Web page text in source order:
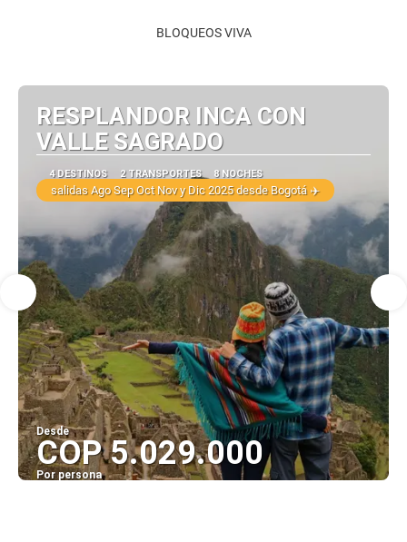
BLOQUEOS VIVA
RESPLANDOR INCA CON
VALLE SAGRADO
4 DESTINOS 2 TRANSPORTES 8 NOCHES
salidas Ago Sep Oct Nov y Dic 2025 desde Bogotá ✈️
Desde
COP 5.029.000
Por persona